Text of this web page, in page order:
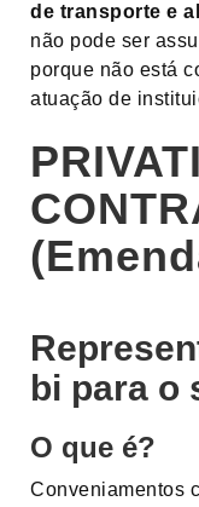
de transporte e
não pode ser
porque não está
atuação de
bi para o
O que é?
Conveniamentos